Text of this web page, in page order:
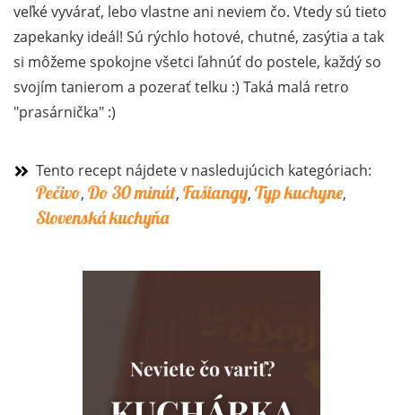
veľké vyvárať, lebo vlastne ani neviem čo. Vtedy sú tieto
zapekanky ideál! Sú rýchlo hotové, chutné, zasýtia a tak
si môžeme spokojne všetci ľahnúť do postele, každý so
svojím tanierom a pozerať telku :) Taká malá retro
"prasárnička" :)
Tento recept nájdete v nasledujúcich kategóriach:
Pečivo, Do 30 minút, Fašiangy, Typ kuchyne,
Slovenská kuchyňa